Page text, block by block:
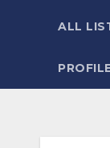
ALL